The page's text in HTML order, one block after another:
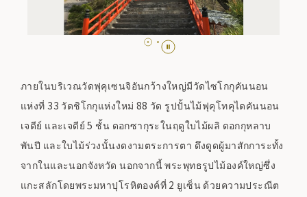
ภายในบริเวณวัดฟุคุเซนจิอันกว้างใหญ่มีวัดไซโกกุคันนอน
แห่งที่ 33 วัดชิโกกุแห่งใหม่ 88 วัด รูปปั้นไม้ฟุคุโทคุไดคันนอน
เจดีย์ และเจดีย์ 5 ชั้น ดอกซากุระในฤดูใบไม้ผลิ ดอกกุหลาบ
พันปี และใบไม้ร่วงนั้นงดงามตระการตา ดึงดูดผู้มาสักการะทั้ง
จากในและนอกจังหวัด นอกจากนี้ พระพุทธรูปไม้องค์ใหญ่ซึ่ง
แกะสลักโดยพระมหาปุโรหิตองค์ที่ 2 ยูเซ็น ด้วยความประณีต